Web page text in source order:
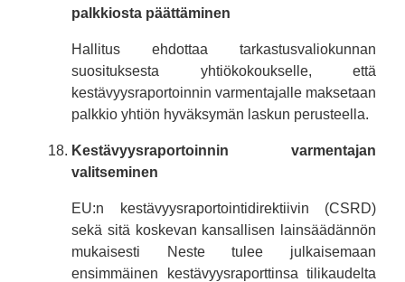
palkkiosta päättäminen
Hallitus ehdottaa tarkastusvaliokunnan
suosituksesta yhtiökokoukselle, että
kestävyysraportoinnin varmentajalle maksetaan
palkkio yhtiön hyväksymän laskun perusteella.
Kestävyysraportoinnin varmentajan
valitseminen
EU:n kestävyysraportointidirektiivin (CSRD)
sekä sitä koskevan kansallisen lainsäädännön
mukaisesti Neste tulee julkaisemaan
ensimmäinen kestävyysraporttinsa tilikaudelta